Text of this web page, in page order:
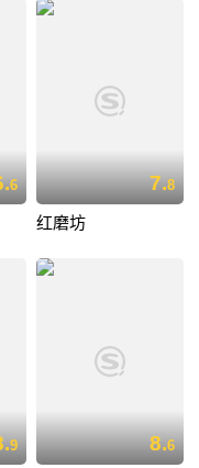
6 7.8
红磨坊
9 8.6